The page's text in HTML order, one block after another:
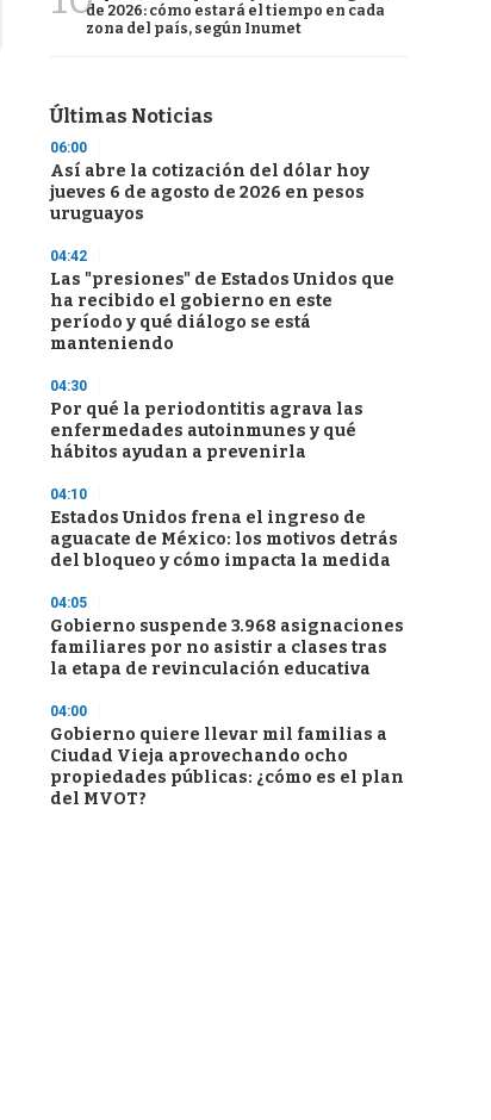
de 2026: cómo estará el tiempo en cada
zona del país, según Inumet
Últimas Noticias
06:00
Así abre la cotización del dólar hoy
jueves 6 de agosto de 2026 en pesos
uruguayos
04:42
Las "presiones" de Estados Unidos que
ha recibido el gobierno en este
período y qué diálogo se está
manteniendo
04:30
Por qué la periodontitis agrava las
enfermedades autoinmunes y qué
hábitos ayudan a prevenirla
04:10
Estados Unidos frena el ingreso de
aguacate de México: los motivos detrás
del bloqueo y cómo impacta la medida
04:05
Gobierno suspende 3.968 asignaciones
familiares por no asistir a clases tras
la etapa de revinculación educativa
04:00
Gobierno quiere llevar mil familias a
Ciudad Vieja aprovechando ocho
propiedades públicas: ¿cómo es el plan
del MVOT?